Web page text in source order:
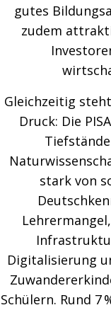
gutes
zudem
Gleichzeitig
Druck: Die
stark von
Digitalisierung
Schülern. Rund 7